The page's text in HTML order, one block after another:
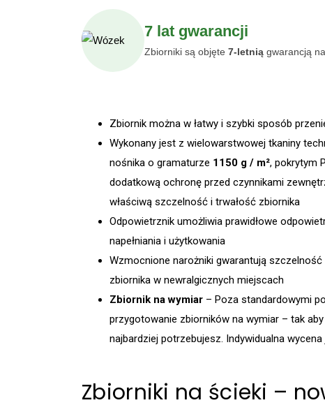
7 lat gwarancji
Zbiorniki są objęte 7-letnią gwarancją
Zbiornik można w łatwy i szybki sposób
Wykonany jest z wielowarstwowej tkaniny
nośnika o gramaturze 1150 g / m², pokrytym
dodatkową ochronę przed czynnikami
właściwą szczelność i trwałość zbiornika
Odpowietrznik umożliwia prawidłowe
napełniania i użytkowania
Wzmocnione narożniki gwarantują
zbiornika w newralgicznych miejscach
Zbiornik na wymiar – Poza standardowymi
przygotowanie zbiorników na wymiar – tak
najbardziej potrzebujesz. Indywidualna wycena
Zbiorniki na ścieki –